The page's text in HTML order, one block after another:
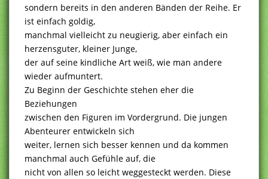
sondern bereits in den anderen Bänden der Reihe. Er
ist einfach goldig,
manchmal vielleicht zu neugierig, aber einfach ein
herzensguter, kleiner Junge,
der auf seine kindliche Art weiß, wie man andere
wieder aufmuntert.
Zu Beginn der Geschichte stehen eher die
Beziehungen
zwischen den Figuren im Vordergrund. Die jungen
Abenteurer entwickeln sich
weiter, lernen sich besser kennen und da kommen
manchmal auch Gefühle auf, die
nicht von allen so leicht weggesteckt werden. Diese